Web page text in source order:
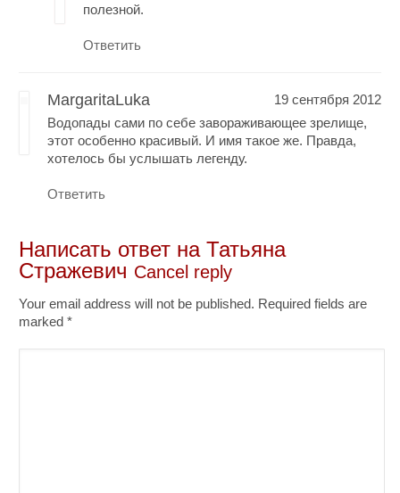
полезной.
Ответить
MargaritaLuka
19 сентября 2012
Водопады сами по себе завораживающее зрелище,
этот особенно красивый. И имя такое же. Правда,
хотелось бы услышать легенду.
Ответить
Написать ответ наТатьяна
Стражевич Cancel reply
Your email address will not be published. Required fields are
marked*